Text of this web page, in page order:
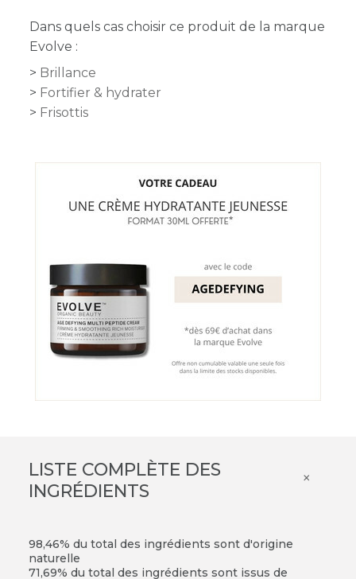
Dans quels cas choisir ce produit de la marque
Evolve :
Brillance
Fortifier & hydrater
Frisottis
LISTE COMPLÈTE DES
INGRÉDIENTS
×
98,46% du total des ingrédients sont d'origine
naturelle
71,69% du total des ingrédients sont issus de